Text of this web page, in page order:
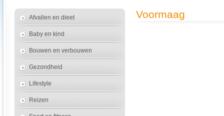
Afvallen en dieet
Baby en kind
Bouwen en verbouwen
Gezondheid
Lifestyle
Reizen
Voormaag